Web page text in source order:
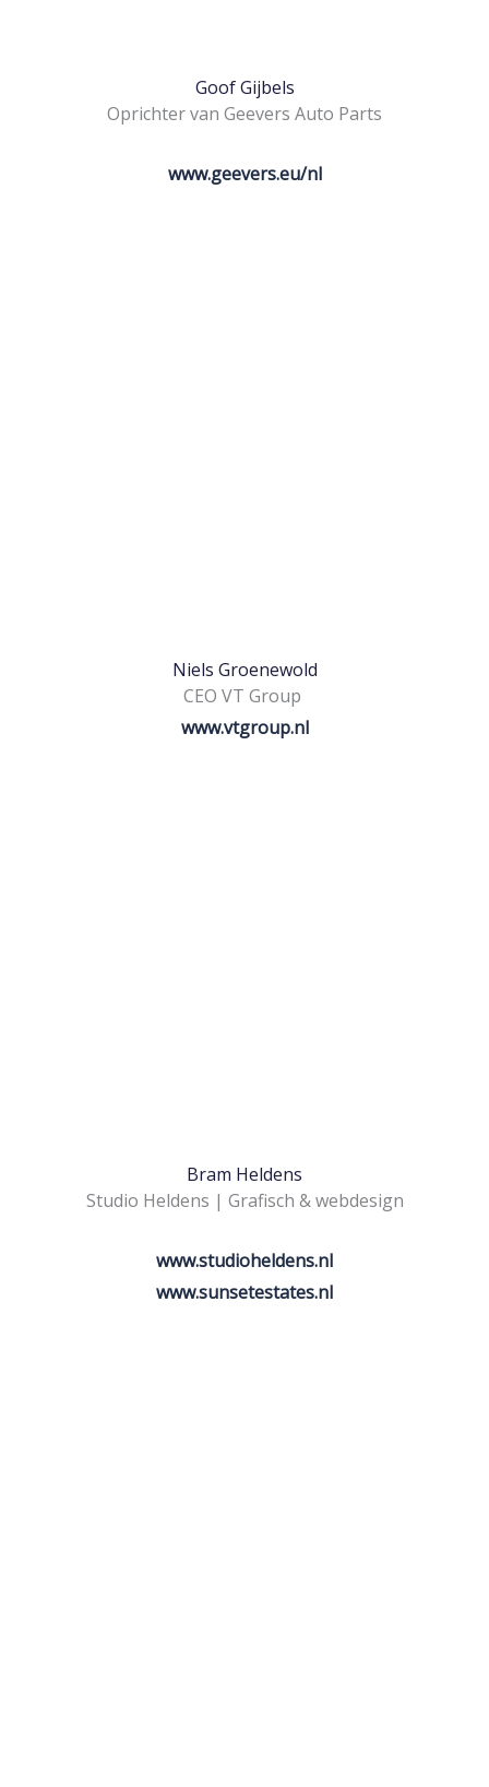
Goof Gijbels
Oprichter van Geevers Auto Parts
www.geevers.eu/nl
Niels Groenewold
CEO VT Group
www.vtgroup.nl
Bram Heldens
Studio Heldens | Grafisch & webdesign
www.studioheldens.nl
www.sunsetestates.nl